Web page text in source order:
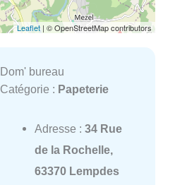
Leaflet | © OpenStreetMap contributors
Dom' bureau
Catégorie : Papeterie
Adresse : 34 Rue
de la Rochelle,
63370 Lempdes